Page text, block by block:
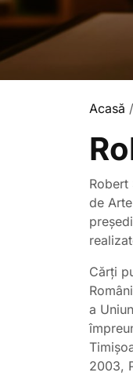
Acasă
Robert
de
Cărți
a
2003,